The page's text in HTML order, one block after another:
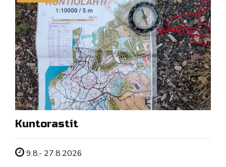
Kuntorastit
Tapahtuman ajankohta
9.8.- 27.8.2026